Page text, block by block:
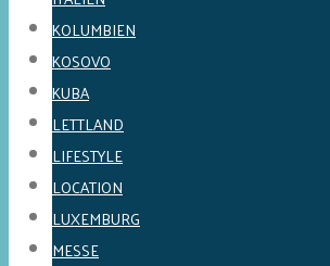
KOLUMBIEN
KOSOVO
KUBA
LETTLAND
LIFESTYLE
LOCATION
LUXEMBURG
MESSE